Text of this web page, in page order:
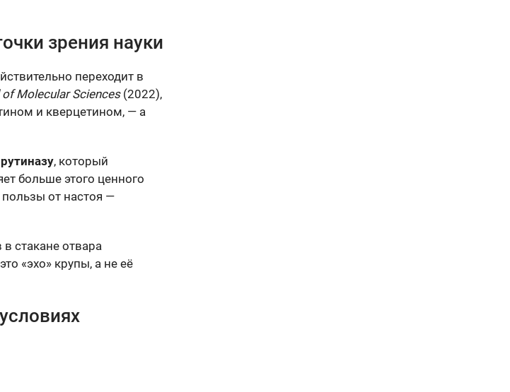
зрения науки
переходит в
Molecular Sciences(2022),
и кверцетином, — а
, который
больше этого ценного
от настоя —
стакане отвара
«эхо» крупы, а не её